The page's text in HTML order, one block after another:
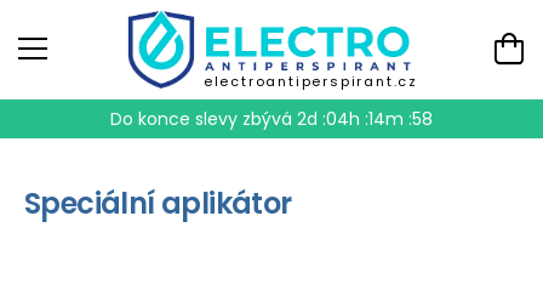
electroantiperspirant.cz
Do konce slevy zbývá 2d :04h :14m :58
Speciální aplikátor